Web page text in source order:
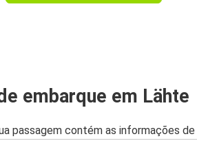
embarque em Lähte
passagem contém as informações